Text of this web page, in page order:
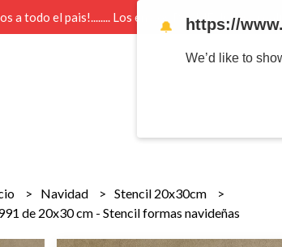
a todo el pais!........ Los envios Por MENOR se
Navidad
Stencil 20x30cm
de 20x30 cm - Stencil formas navideñas
🔔 https://
We’d like to